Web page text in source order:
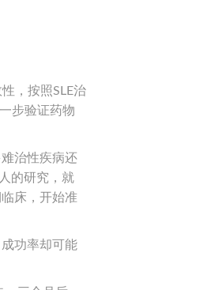
，按照SLE治
步验证药物
治性疾病还
的研究，就
床，开始准
功率却可能